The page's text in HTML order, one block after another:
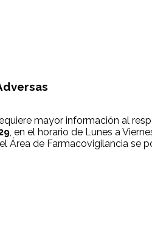
mayor información al
, en el horario de Lunes a
Área de Farmacovigilancia se